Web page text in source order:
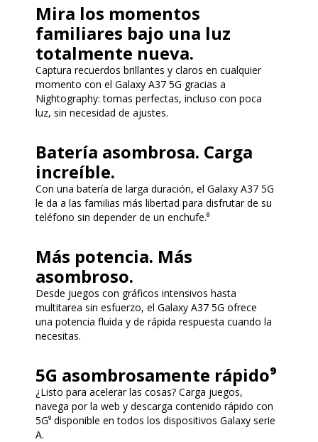
Mira los momentos
familiares bajo una luz
totalmente nueva.
Captura recuerdos brillantes y claros en cualquier
momento con el Galaxy A37 5G gracias a
Nightography: tomas perfectas, incluso con poca
luz, sin necesidad de ajustes.
Batería asombrosa. Carga
increíble.
Con una batería de larga duración, el Galaxy A37 5G
le da a las familias más libertad para disfrutar de su
teléfono sin depender de un enchufe.⁸
Más potencia. Más
asombroso.
Desde juegos con gráficos intensivos hasta
multitarea sin esfuerzo, el Galaxy A37 5G ofrece
una potencia fluida y de rápida respuesta cuando la
necesitas.
5G asombrosamente rápido⁹
¿Listo para acelerar las cosas? Carga juegos,
navega por la web y descarga contenido rápido con
5G⁹ disponible en todos los dispositivos Galaxy serie
A.